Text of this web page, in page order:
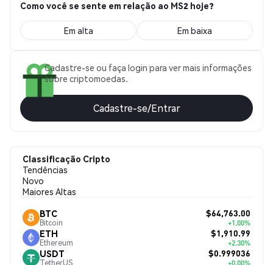
Como você se sente em relação ao MS2 hoje?
Em alta Em baixa
Cadastre-se ou faça login para ver mais informações
sobre criptomoedas.
Cadastre-se/Entrar
Classificação Cripto
Tendências
Novo
Maiores Altas
BTC
Bitcoin
$64,763.00
+1.00%
ETH
Ethereum
$1,910.99
+2.30%
USDT
TetherUS
$0.999036
+0.00%